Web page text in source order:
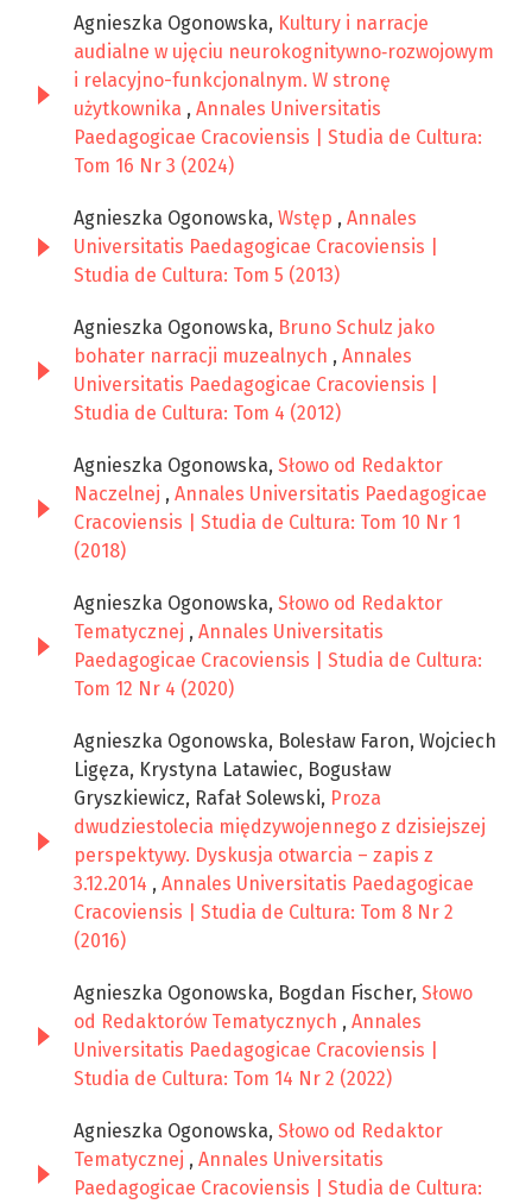
Agnieszka Ogonowska, Kultury i narracje
audialne w ujęciu neurokognitywno‑rozwojowym
i relacyjno-funkcjonalnym. W stronę
użytkownika , Annales Universitatis
Paedagogicae Cracoviensis | Studia de Cultura:
Tom 16 Nr 3 (2024)
Agnieszka Ogonowska, Wstęp , Annales
Universitatis Paedagogicae Cracoviensis |
Studia de Cultura: Tom 5 (2013)
Agnieszka Ogonowska, Bruno Schulz jako
bohater narracji muzealnych , Annales
Universitatis Paedagogicae Cracoviensis |
Studia de Cultura: Tom 4 (2012)
Agnieszka Ogonowska, Słowo od Redaktor
Naczelnej , Annales Universitatis Paedagogicae
Cracoviensis | Studia de Cultura: Tom 10 Nr 1
(2018)
Agnieszka Ogonowska, Słowo od Redaktor
Tematycznej , Annales Universitatis
Paedagogicae Cracoviensis | Studia de Cultura:
Tom 12 Nr 4 (2020)
Agnieszka Ogonowska, Bolesław Faron, Wojciech
Ligęza, Krystyna Latawiec, Bogusław
Gryszkiewicz, Rafał Solewski, Proza
dwudziestolecia międzywojennego z dzisiejszej
perspektywy. Dyskusja otwarcia – zapis z
3.12.2014 , Annales Universitatis Paedagogicae
Cracoviensis | Studia de Cultura: Tom 8 Nr 2
(2016)
Agnieszka Ogonowska, Bogdan Fischer, Słowo
od Redaktorów Tematycznych , Annales
Universitatis Paedagogicae Cracoviensis |
Studia de Cultura: Tom 14 Nr 2 (2022)
Agnieszka Ogonowska, Słowo od Redaktor
Tematycznej , Annales Universitatis
Paedagogicae Cracoviensis | Studia de Cultura: